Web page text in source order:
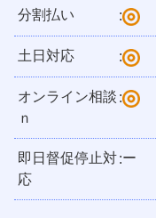
分割払い :
土日対応 :
オンライン相談
ｎ
:
即日督促停止対
応
:ー